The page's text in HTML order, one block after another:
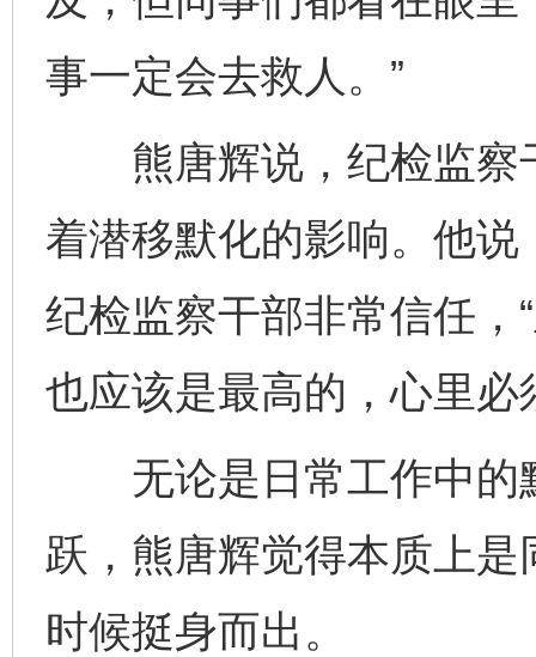
事一定会去救人。”
熊唐辉说，纪检监察
着潜移默化的影响。他
纪检监察干部非常信任，
也应该是最高的，心里必
无论是日常工作中的
跃，熊唐辉觉得本质上
时候挺身而出。